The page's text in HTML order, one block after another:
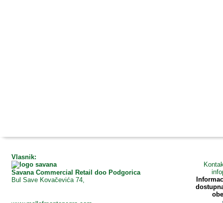
Vlasnik:
Savana Commercial Retail doo Podgorica
Bul Save Kovačevića 74,